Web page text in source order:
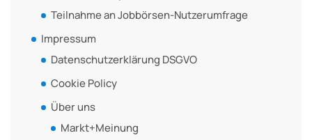
Teilnahme an Jobbörsen-Nutzerumfrage
Impressum
Datenschutzerklärung DSGVO
Cookie Policy
Über uns
Markt+Meinung